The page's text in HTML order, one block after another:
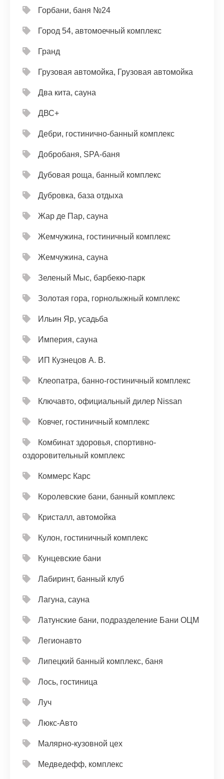
Горбани, баня №24
Город 54, автомоечный комплекс
Гранд
Грузовая автомойка, Грузовая автомойка
Два кита, сауна
ДВС+
Дебри, гостинично-банный комплекс
Добробаня, SPA-баня
Дубовая роща, банный комплекс
Дубровка, база отдыха
Жар де Пар, сауна
Жемчужина, гостиничный комплекс
Жемчужина, сауна
Зеленый Мыс, барбекю-парк
Золотая гора, горнолыжный комплекс
Ильин Яр, усадьба
Империя, сауна
ИП Кузнецов А. В.
Клеопатра, банно-гостиничный комплекс
Ключавто, официальный дилер Nissan
Ковчег, гостиничный комплекс
Комбинат здоровья, спортивно-
оздоровительный комплекс
Коммерс Карс
Королевские бани, банный комплекс
Кристалл, автомойка
Кулон, гостиничный комплекс
Кунцевские бани
Лабиринт, банный клуб
Лагуна, сауна
Латунские бани, подразделение Бани ОЦМ
Легионавто
Липецкий банный комплекс, баня
Лось, гостиница
Луч
Люкс-Авто
Малярно-кузовной цех
Медведефф, комплекс